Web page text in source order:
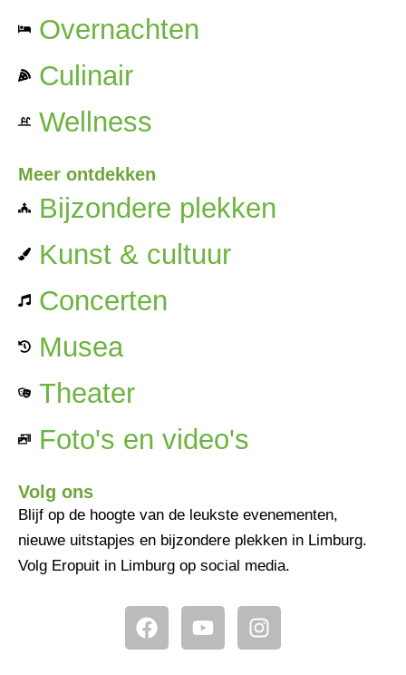
Overnachten
Culinair
Wellness
Meer ontdekken
Bijzondere plekken
Kunst & cultuur
Concerten
Musea
Theater
Foto's en video's
Volg ons
Blijf op de hoogte van de leukste evenementen,
nieuwe uitstapjes en bijzondere plekken in Limburg.
Volg Eropuit in Limburg op social media.
F
a
Y
o
I
n